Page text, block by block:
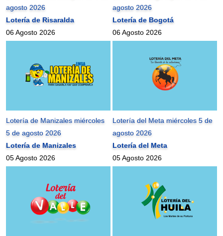
agosto 2026
Lotería de Risaralda
06 Agosto 2026
agosto 2026
Lotería de Bogotá
06 Agosto 2026
Lotería de Manizales miércoles
5 de agosto 2026
Lotería de Manizales
05 Agosto 2026
Lotería del Meta miércoles 5 de
agosto 2026
Lotería del Meta
05 Agosto 2026